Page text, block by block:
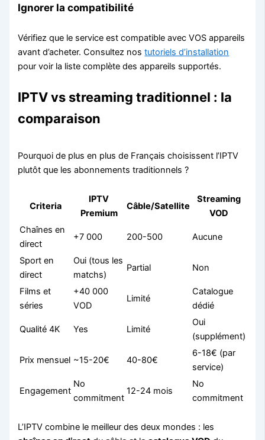
Ignorer la compatibilité
Vérifiez que le service est compatible avec VOS appareils
avant d’acheter. Consultez nostutoriels d’installation
pour voir la liste complète des appareils supportés.
IPTV vs streaming traditionnel : la
comparaison
Pourquoi de plus en plus de Français choisissent l’IPTV
plutôt que les abonnements traditionnels ?
Criteria
IPTV
Premium
Câble/Satellite
Streaming
VOD
Chaînes en
direct
+7 000 200-500 Aucune
Sport en
direct
Oui (tous les
matchs)
Partial Non
Films et
séries
+40 000
VOD
Limité
Catalogue
dédié
Qualité 4K Yes Limité
Oui
(supplément)
Prix mensuel ~15-20€ 40-80€
6-18€ (par
service)
Engagement
No
commitment
12-24 mois
No
commitment
L’IPTV combine le meilleur des deux mondes : les